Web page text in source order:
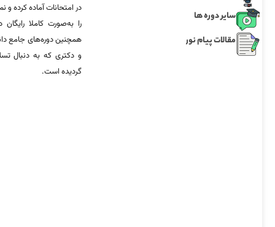
سایر دوره ها
مقالات پیام نور
در امتحانات آماده‌ کرده
را به‌صورت کاملا
همچنین دوره‌های جامع
و دکتری که به دنبال
گردیده است.